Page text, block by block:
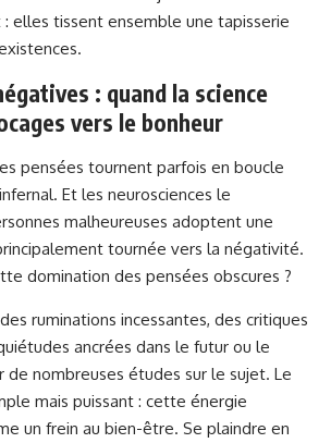
elles tissent ensemble une tapisserie
: quand la science
vers le bonheur
pensées tournent parfois en boucle
Et les neurosciences le
malheureuses adoptent une
tournée vers la négativité.
domination des pensées obscures ?
ruminations incessantes, des critiques
ancrées dans le futur ou le
nombreuses études sur le sujet. Le
mais puissant : cette énergie
un frein au bien-être. Se plaindre en